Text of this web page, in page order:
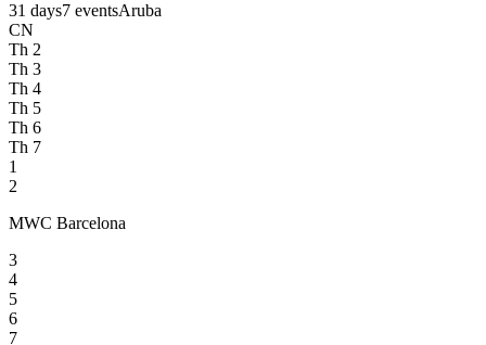
31 days7 eventsAruba
CN
Th 2
Th 3
Th 4
Th 5
Th 6
Th 7
1
2
MWC Barcelona
3
4
5
6
7